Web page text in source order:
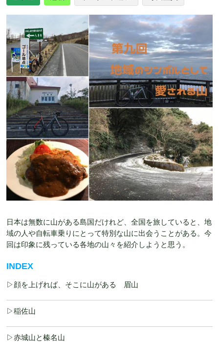
日本は無数に山がある島国だけれど、全国を旅していると、地
域の人や自転車乗りにとって特別な山に出会うことがある。今
回は印象に残っている各地の山々を紹介しようと思う。
INDEX
▷顔を上げれば、そこに山がある 眉山
▷稲佐山
▷赤城山と榛名山